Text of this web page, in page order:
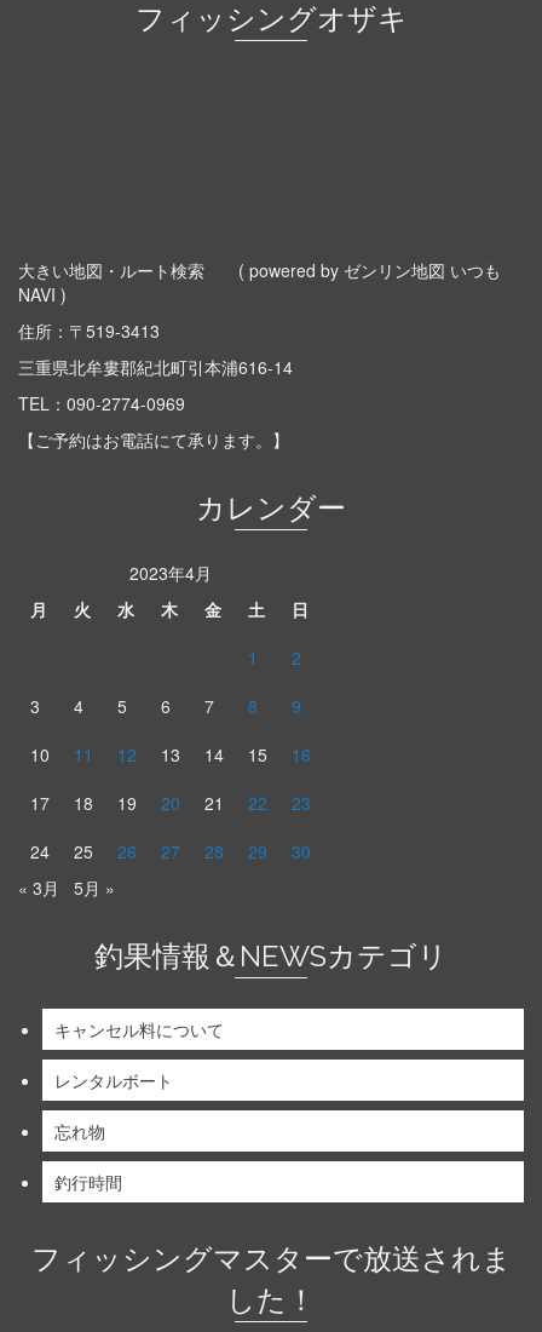
フィッシングオザキ
大きい地図・ルート検索
( powered by ゼンリン地図 いつも
NAVI )
住所：〒519-3413
三重県北牟婁郡紀北町引本浦616-14
TEL： 090-2774-0969
【ご予約はお電話にて承ります。】
カレンダー
2023年4月
月
火 水 木 金 土
日
1
2
3
4 5 6 7 8
9
10
11 12 13 14 15
16
17
18 19 20 21 22
23
24
25 26 27 28 29
30
« 3月
5月 »
釣果情報＆NEWSカテゴリ
キャンセル料について
レンタルボート
忘れ物
釣行時間
フィッシングマスターで放送されま
した！